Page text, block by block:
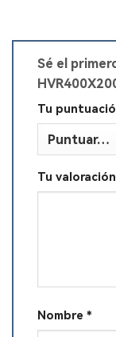
Sé el
Tu
Tu valoración
Nombre *